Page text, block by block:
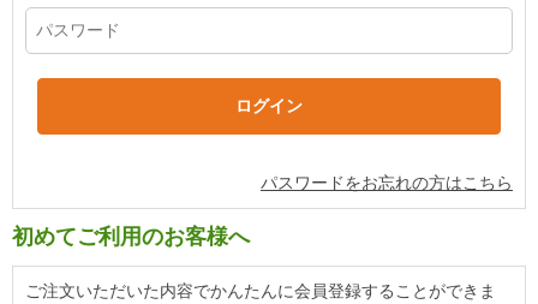
パスワードをお忘れの方はこちら
初めてご利用のお客様へ
ご注文いただいた内容でかんたんに会員登録することができま